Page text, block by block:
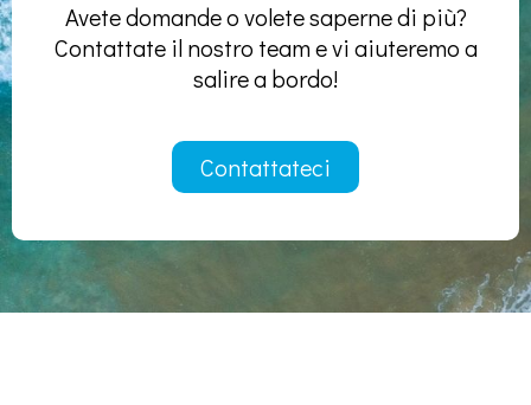
Avete domande o volete saperne di più?
Contattate il nostro team e vi aiuteremo a
salire a bordo!
Contattateci